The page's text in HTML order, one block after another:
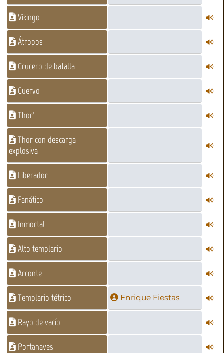
Vikingo
Átropos
Crucero de batalla
Cuervo
Thor'
Thor con descarga
explosiva
Liberador
Fanático
Inmortal
Alto templario
Arconte
Templario tétrico Enrique Fiestas
Rayo de vacío
Portanaves